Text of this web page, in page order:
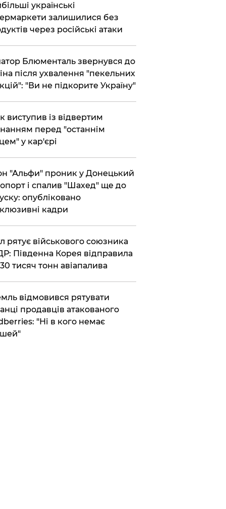
українські
залишилися без
через російські атаки
Блюменталь звернувся до
після ухвалення "пекельних
"Ви не підкорите Україну"
виступив із відвертим
перед "останнім
у кар'єрі
"Альфи" проник у Донецький
і спалив "Шахед" ще до
опубліковано
кадри
рятує військового союзника
Південна Корея відправила
тисяч тонн авіапалива
відмовився рятувати
продавців атакованого
"Ні в кого немає